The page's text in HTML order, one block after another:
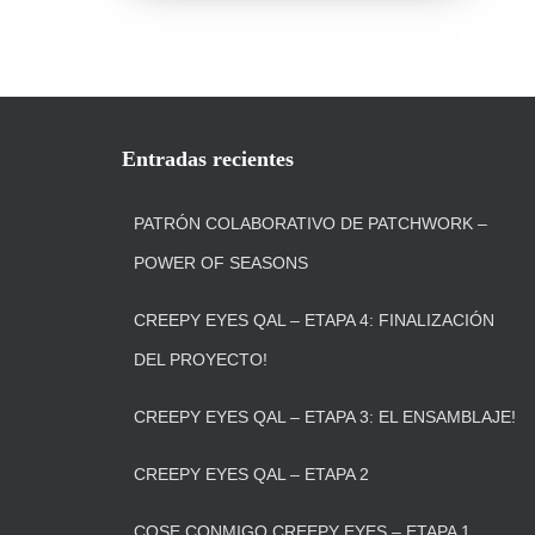
Entradas recientes
PATRÓN COLABORATIVO DE PATCHWORK –
POWER OF SEASONS
CREEPY EYES QAL – ETAPA 4: FINALIZACIÓN
DEL PROYECTO!
CREEPY EYES QAL – ETAPA 3: EL ENSAMBLAJE!
CREEPY EYES QAL – ETAPA 2